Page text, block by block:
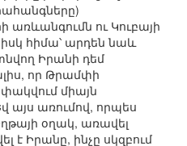
առևանգումն ու Կուբայի
հիմա՝ արդեն նաև
Իրանի դեմ
որ Թրամփի
միայն
այս առումով, որպես
օղակ, առավել
է Իրանը, ինչը սկզբում